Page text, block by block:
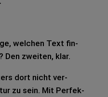
wel­chen Text fin­
Den zwei­ten, klar.
dort nicht ver­
zu sein. Mit Per­fek­